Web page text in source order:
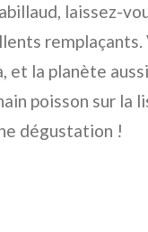
laissez-
et la planète
poisson sur la
dégustation !